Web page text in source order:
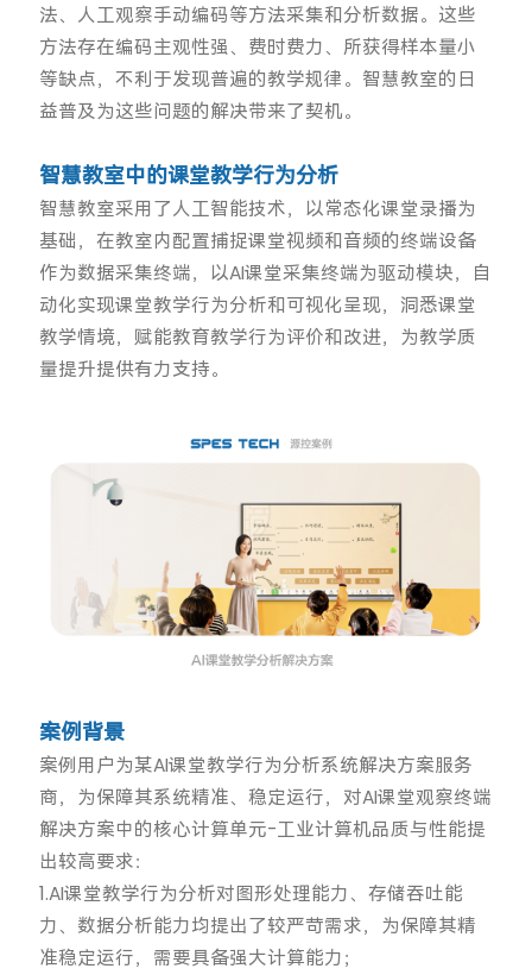
法、人工观察手动编码等方法采集和分析数据。这些
方法存在编码主观性强、费时费力、所获得样本量小
等缺点，不利于发现普遍的教学规律。智慧教室的日
益普及为这些问题的解决带来了契机。
智慧教室中的课堂教学行为分析
智慧教室采用了人工智能技术，以常态化课堂录播为
基础，在教室内配置捕捉课堂视频和音频的终端设备
作为数据采集终端，以AI课堂采集终端为驱动模块，自
动化实现课堂教学行为分析和可视化呈现，洞悉课堂
教学情境，赋能教育教学行为评价和改进，为教学质
量提升提供有力支持。
案例背景
案例用户为某AI课堂教学行为分析系统解决方案服务
商，为保障其系统精准、稳定运行，对AI课堂观察终端
解决方案中的核心计算单元-工业计算机品质与性能提
出较高要求：
1.AI课堂教学行为分析对图形处理能力、存储吞吐能
力、数据分析能力均提出了较严苛需求，为保障其精
准稳定运行，需要具备强大计算能力；